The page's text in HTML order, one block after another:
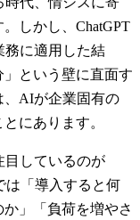
しかし、ChatGPT
務に適用した結
という壁に直面す
、AIが企業固有の
にあります。
目しているのが
は「導入すると何
」「負荷を増やさ